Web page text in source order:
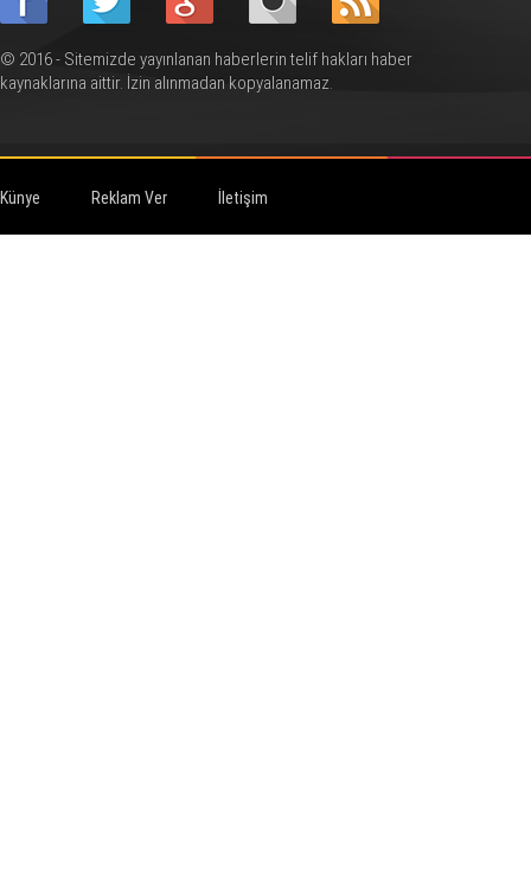
© 2016 - Sitemizde yayınlanan haberlerin telif hakları haber
kaynaklarına aittir. İzin alınmadan kopyalanamaz.
Künye Reklam Ver İletişim